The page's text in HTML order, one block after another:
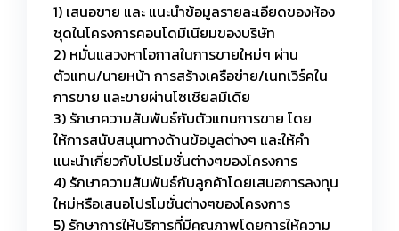
1) เสนอขาย และ แนะนำข้อมูลรายละเอียดของห้อง
ชุดในโครงการคอนโดมีเนียมของบริษัท
2) หมั่นแสวงหาโอกาสในการขายใหม่ๆ ผ่าน
ตัวแทน/นายหน้า การสร้างเครือข่าย/เนทเวิร์คใน
การขาย และขายผ่านโซเชียลมีเดีย
3) รักษาความสัมพันธ์กับตัวแทนการขาย โดย
ให้การสนับสนุนทางด้านข้อมูลต่างๆ และให้คำ
แนะนำเกี่ยวกับโปรโมชั่นต่างๆของโครงการ
4) รักษาความสัมพันธ์กับลูกค้าโดยเสนอการลงทุน
ใหม่หรือเสนอโปรโมชั่นต่างๆของโครงการ
5) รักษาการให้บริการที่มีคุณภาพโดยการให้ความ